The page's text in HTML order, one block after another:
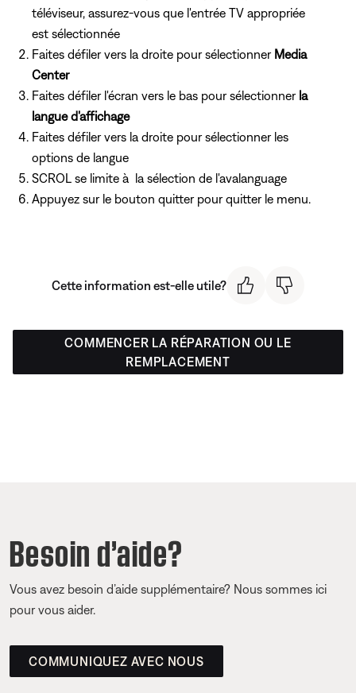
téléviseur, assurez-vous que l'entrée TV appropriée
est sélectionnée
Faites défiler vers la droite pour sélectionner Media
Center
Faites défiler l'écran vers le bas pour sélectionner la
langue d'affichage
Faites défiler vers la droite pour sélectionner les
options de langue
SCROL se limite à la sélection de l'avalanguage
Appuyez sur le bouton quitter pour quitter le menu.
Cette information est-elle utile?
COMMENCER LA RÉPARATION OU LE
REMPLACEMENT
Besoin d’aide?
Vous avez besoin d’aide supplémentaire? Nous sommes ici
pour vous aider.
COMMUNIQUEZ AVEC NOUS